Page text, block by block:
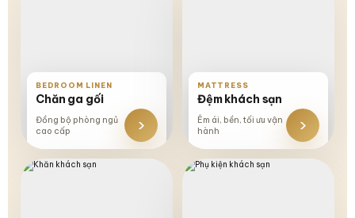
BEDROOM LINEN
Chăn ga gối
Đồng bộ phòng ngủ
cao cấp
›
MATTRESS
Đệm khách sạn
Êm ái, bền, tối ưu vận
hành
›